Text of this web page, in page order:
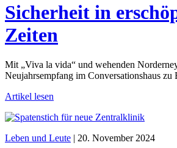
Sicherheit in
Zeiten
Mit „Viva la vida“ und wehenden
Neujahrsempfang im Conversationshaus
Artikel lesen
Leben und Leute | 20. November 2024